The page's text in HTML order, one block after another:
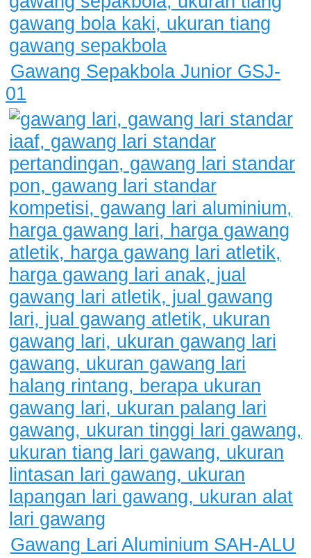
Gawang Sepakbola Junior GSJ-
01
Gawang Lari Aluminium SAH-ALU